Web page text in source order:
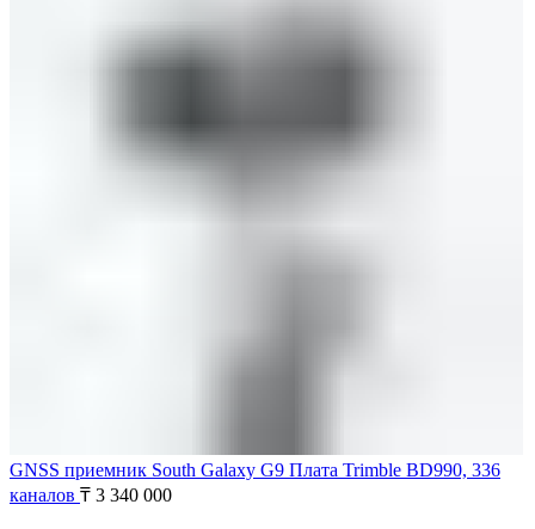
GNSS приемник South Galaxy G9 Плата Trimble BD990, 336
каналов ₸ 3 340 000